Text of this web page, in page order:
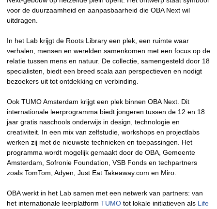
voor de duurzaamheid en aanpasbaarheid die OBA Next wil
uitdragen.
In het Lab krijgt de Roots Library een plek, een ruimte waar
verhalen, mensen en werelden samenkomen met een focus op de
relatie tussen mens en natuur. De collectie, samengesteld door 18
specialisten, biedt een breed scala aan perspectieven en nodigt
bezoekers uit tot ontdekking en verbinding.
Ook TUMO Amsterdam krijgt een plek binnen OBA Next. Dit
internationale leerprogramma biedt jongeren tussen de 12 en 18
jaar gratis naschools onderwijs in design, technologie en
creativiteit. In een mix van zelfstudie, workshops en projectlabs
werken zij met de nieuwste technieken en toepassingen. Het
programma wordt mogelijk gemaakt door de OBA, Gemeente
Amsterdam, Sofronie Foundation, VSB Fonds en techpartners
zoals TomTom, Adyen, Just Eat Takeaway.com en Miro.
OBA werkt in het Lab samen met een netwerk van partners: van
het internationale leerplatform TUMO tot lokale initiatieven als Life